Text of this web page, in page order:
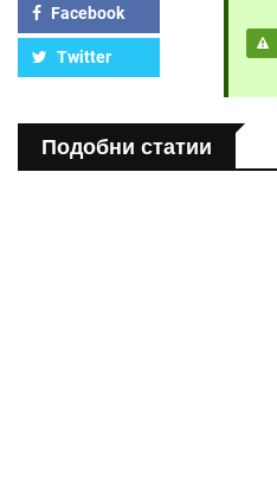
Facebook
Twitter
Подобни статии